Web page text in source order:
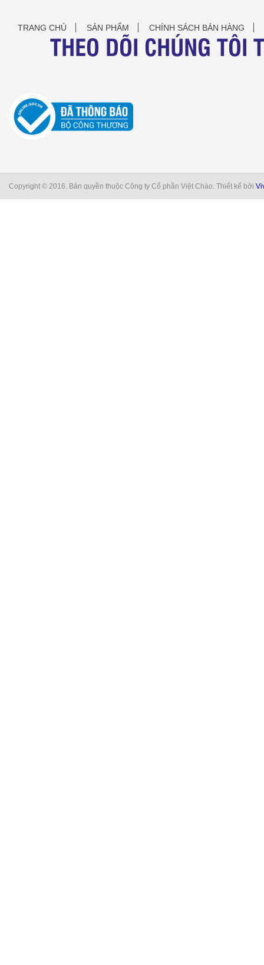
TRANG CHỦ SẢN PHẨM CHÍNH SÁCH BÁN HÀNG
THEO DÕI CHÚNG TÔI
Copyright © 2016. Bản quyền thuộc Công ty Cổ phần Việt Chào. Thiết kế bởi